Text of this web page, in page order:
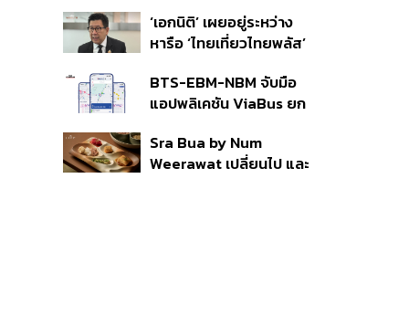
ก.ย.นี้ อาจเพิ่มสัดส่วนการ
ขายแบบ Small Lot First
‘เอกนิติ’ เผยอยู่ระหว่าง
หารือ ‘ไทยเที่ยวไทยพลัส’
แสนล้าน มั่นใจงบต่อ ‘ไทย
ช่วยไทย พลัส’ เฟส 2 มี
BTS-EBM-NBM จับมือ
แอปพลิเคชัน ViaBus ยก
รถไฟฟ้า 3 สายแบบเรียล
ไทม์
Sra Bua by Num
Weerawat เปลี่ยนไป และ